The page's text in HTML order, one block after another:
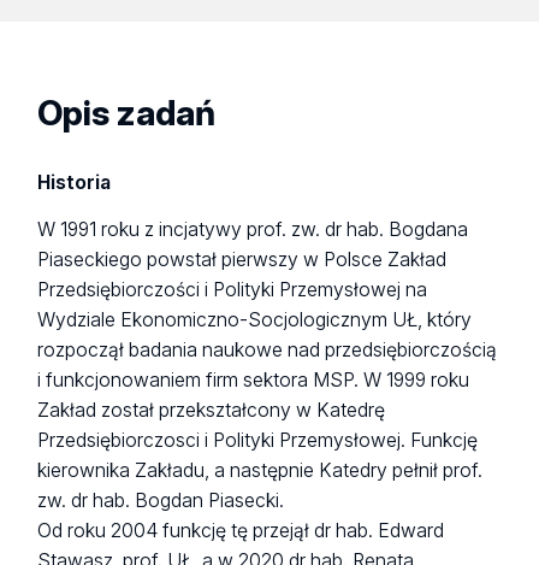
Opis zadań
Historia
W 1991 roku z incjatywy prof. zw. dr hab. Bogdana
Piaseckiego powstał pierwszy w Polsce Zakład
Przedsiębiorczości i Polityki Przemysłowej na
Wydziale Ekonomiczno-Socjologicznym UŁ, który
rozpoczął badania naukowe nad przedsiębiorczością
i funkcjonowaniem firm sektora MSP. W 1999 roku
Zakład został przekształcony w Katedrę
Przedsiębiorczosci i Polityki Przemysłowej. Funkcję
kierownika Zakładu, a następnie Katedry pełnił prof.
zw. dr hab. Bogdan Piasecki.
Od roku 2004 funkcję tę przejął dr hab. Edward